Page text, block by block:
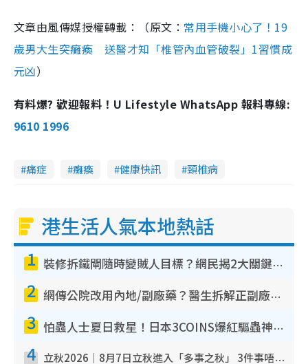
文章由風傳媒授權轉載：（原文： 常用手機小心了！19
歲男大生突癱瘓 送醫才知「椎管內血管破裂」1習慣成
元凶）
有料爆? 歡迎報料！U Lifestyle WhatsApp 報料專線:
9610 1996
痛症 癱瘓 健康快訊 頸椎病
港生活人氣本地熱話
1 裝修拆鐵閘隨時變賊人目標？網民揭2大關鍵用途：裝新式等於白裝？附新舊鐵閘分別
2 網傳公院改用內地/副廠藥？醫生拆解正副廠分別 揭4類人換藥隨時出事
3 怕蟲人士夏日救星！日本3COINS爆紅驅蟲神器$45起 1招「全程免觸碰」輕鬆搞定小強
4 立秋2026｜8月7日立秋進入「多事之秋」 3件事唔做得！專家教6招開運 清枱頭／銀包納氣接好運